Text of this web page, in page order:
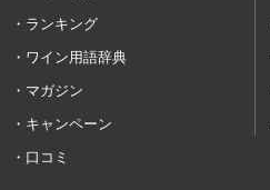
ランキング
ワイン用語辞典
マガジン
キャンペーン
口コミ